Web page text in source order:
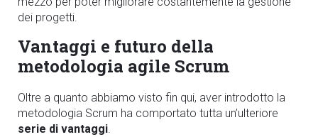
dei progetti.
Vantaggi e futuro della
metodologia agile Scrum
Oltre a quanto abbiamo visto fin qui, aver introdotto la
metodologia Scrum ha comportato tutta un’ulteriore
serie di vantaggi.